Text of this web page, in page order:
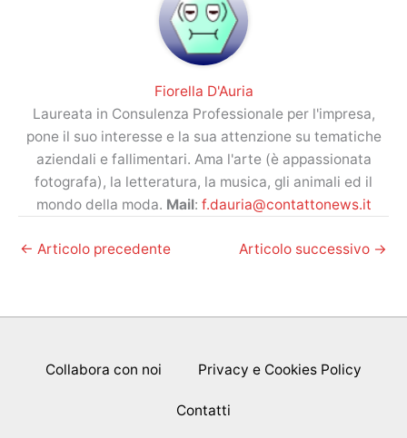
Fiorella D'Auria
Laureata in Consulenza Professionale per l'impresa,
pone il suo interesse e la sua attenzione su tematiche
aziendali e fallimentari. Ama l'arte (è appassionata
fotografa), la letteratura, la musica, gli animali ed il
mondo della moda. Mail: f.dauria@contattonews.it
← Articolo precedente Articolo successivo →
Collabora con noi Privacy e Cookies Policy
Contatti